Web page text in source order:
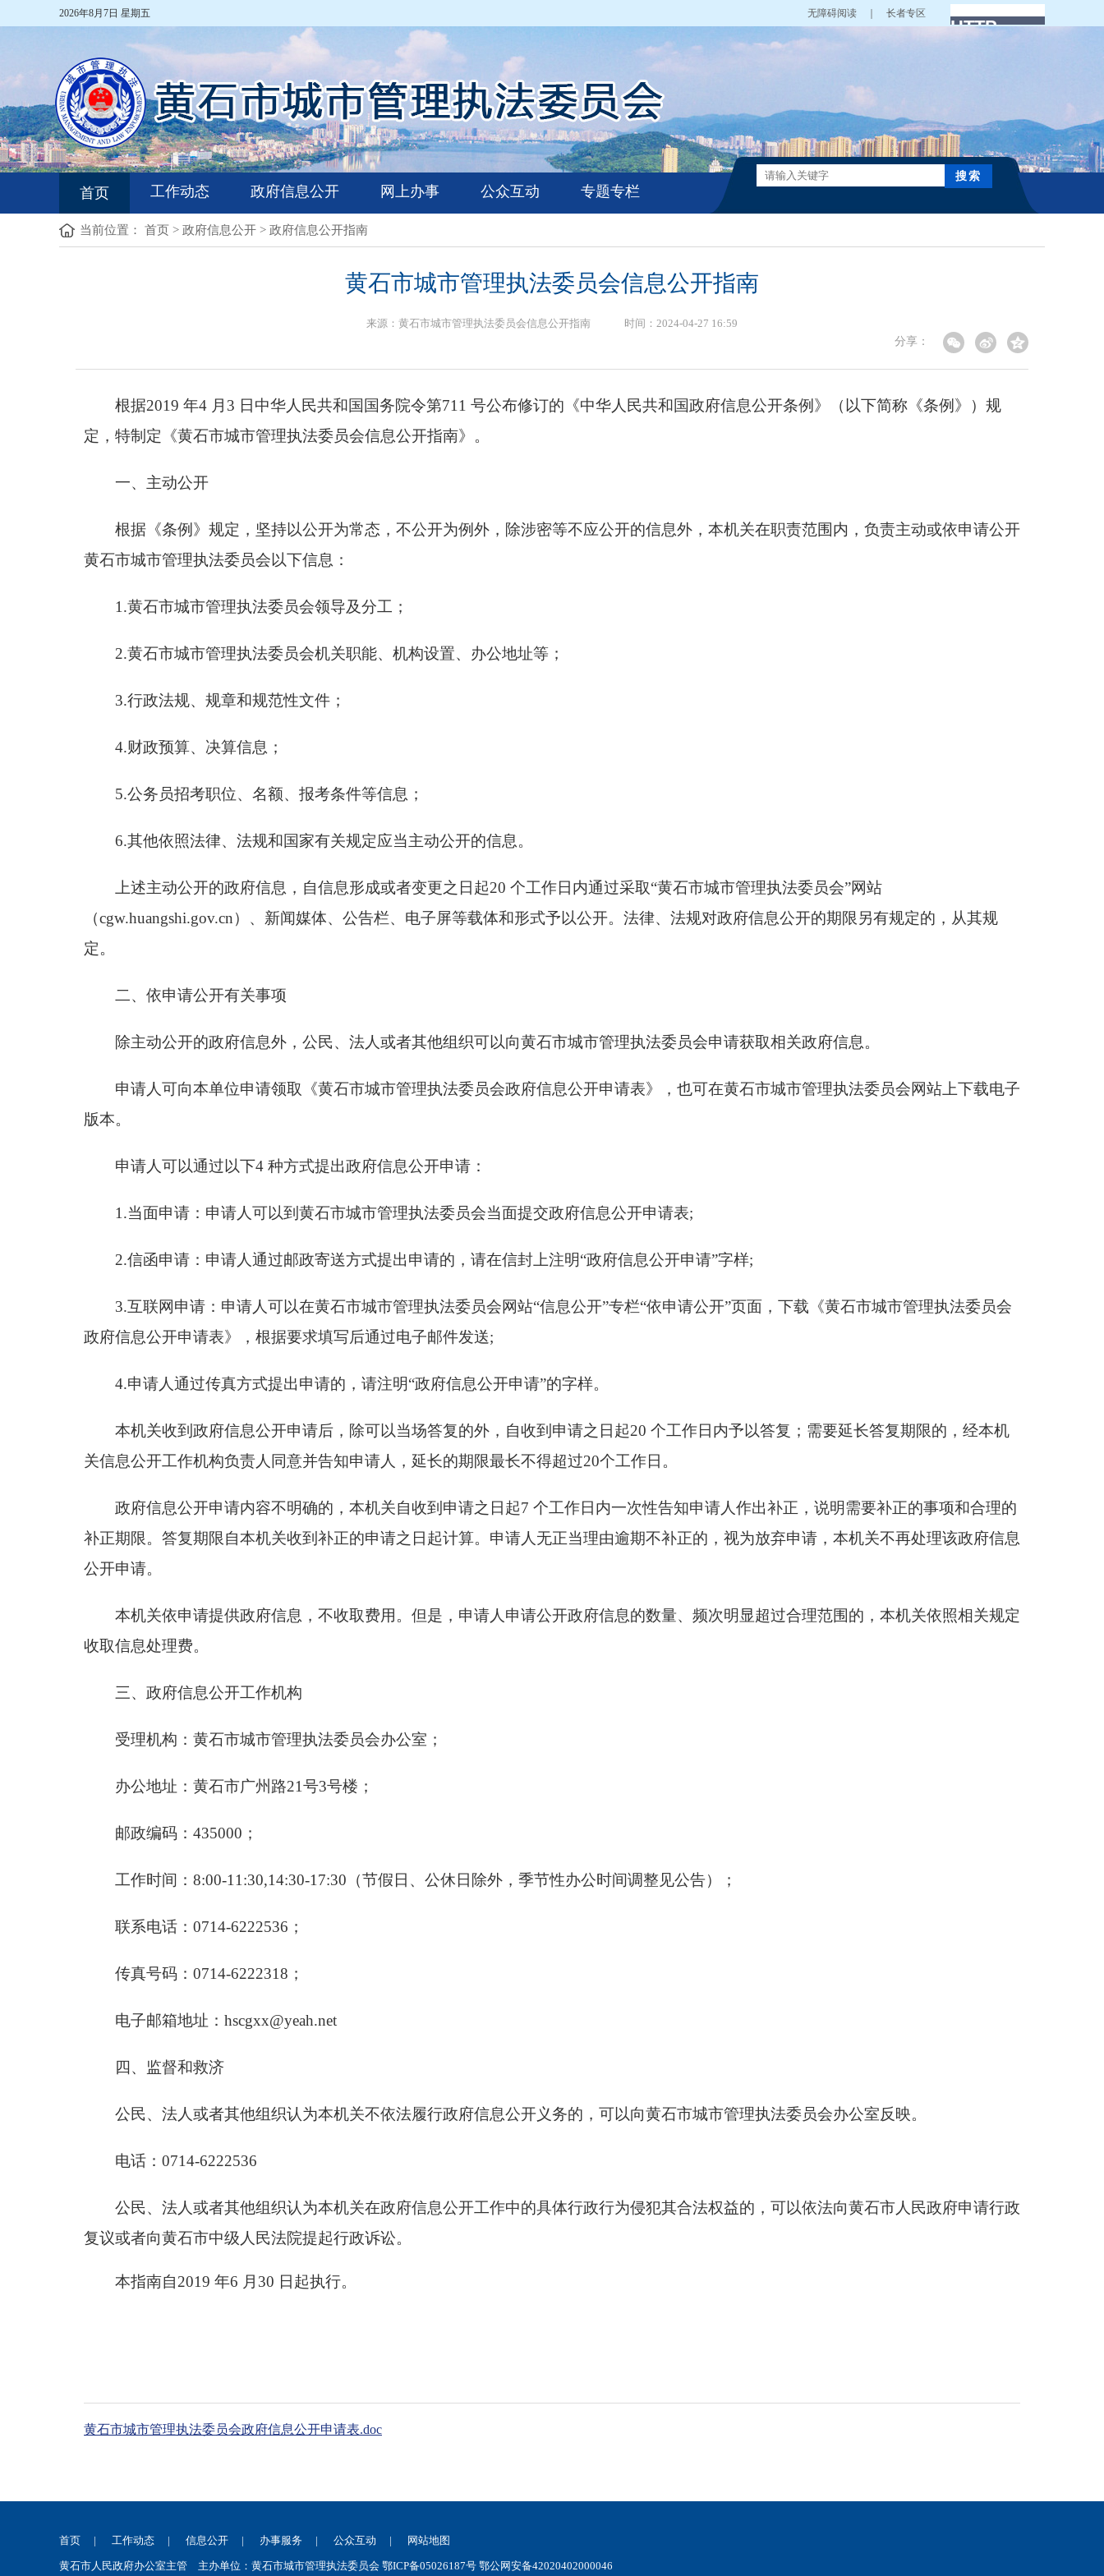
长者专区
无障碍阅读 ｜
2026年8月7日 星期五
首页 工作动态 政府信息公开 网上办事 公众互动 专题专栏
当前位置： 首页 > 政府信息公开 > 政府信息公开指南
黄石市城市管理执法委员会信息公开指南
来源：黄石市城市管理执法委员会信息公开指南 时间：2024-04-27 16:59
分享：
根据2019 年4 月3 日中华人民共和国国务院令第711 号公布修订的《中华人民共和国政府信息公开条例》（以下简称《条例》）规
定，特制定《黄石市城市管理执法委员会信息公开指南》。
一、主动公开
根据《条例》规定，坚持以公开为常态，不公开为例外，除涉密等不应公开的信息外，本机关在职责范围内，负责主动或依申请公开
黄石市城市管理执法委员会以下信息：
1.黄石市城市管理执法委员会领导及分工；
2.黄石市城市管理执法委员会机关职能、机构设置、办公地址等；
3.行政法规、规章和规范性文件；
4.财政预算、决算信息；
5.公务员招考职位、名额、报考条件等信息；
6.其他依照法律、法规和国家有关规定应当主动公开的信息。
上述主动公开的政府信息，自信息形成或者变更之日起20 个工作日内通过采取“黄石市城市管理执法委员会”网站
（cgw.huangshi.gov.cn）、新闻媒体、公告栏、电子屏等载体和形式予以公开。法律、法规对政府信息公开的期限另有规定的，从其规
定。
二、依申请公开有关事项
除主动公开的政府信息外，公民、法人或者其他组织可以向黄石市城市管理执法委员会申请获取相关政府信息。
申请人可向本单位申请领取《黄石市城市管理执法委员会政府信息公开申请表》，也可在黄石市城市管理执法委员会网站上下载电子
版本。
申请人可以通过以下4 种方式提出政府信息公开申请：
1.当面申请：申请人可以到黄石市城市管理执法委员会当面提交政府信息公开申请表;
2.信函申请：申请人通过邮政寄送方式提出申请的，请在信封上注明“政府信息公开申请”字样;
3.互联网申请：申请人可以在黄石市城市管理执法委员会网站“信息公开”专栏“依申请公开”页面，下载《黄石市城市管理执法委员会
政府信息公开申请表》，根据要求填写后通过电子邮件发送;
4.申请人通过传真方式提出申请的，请注明“政府信息公开申请”的字样。
本机关收到政府信息公开申请后，除可以当场答复的外，自收到申请之日起20 个工作日内予以答复；需要延长答复期限的，经本机
关信息公开工作机构负责人同意并告知申请人，延长的期限最长不得超过20个工作日。
政府信息公开申请内容不明确的，本机关自收到申请之日起7 个工作日内一次性告知申请人作出补正，说明需要补正的事项和合理的
补正期限。答复期限自本机关收到补正的申请之日起计算。申请人无正当理由逾期不补正的，视为放弃申请，本机关不再处理该政府信息
公开申请。
本机关依申请提供政府信息，不收取费用。但是，申请人申请公开政府信息的数量、频次明显超过合理范围的，本机关依照相关规定
收取信息处理费。
三、政府信息公开工作机构
受理机构：黄石市城市管理执法委员会办公室；
办公地址：黄石市广州路21号3号楼；
邮政编码：435000；
工作时间：8:00-11:30,14:30-17:30（节假日、公休日除外，季节性办公时间调整见公告）；
联系电话：0714-6222536；
传真号码：0714-6222318；
电子邮箱地址：hscgxx@yeah.net
四、监督和救济
公民、法人或者其他组织认为本机关不依法履行政府信息公开义务的，可以向黄石市城市管理执法委员会办公室反映。
电话：0714-6222536
公民、法人或者其他组织认为本机关在政府信息公开工作中的具体行政行为侵犯其合法权益的，可以依法向黄石市人民政府申请行政
复议或者向黄石市中级人民法院提起行政诉讼。
本指南自2019 年6 月30 日起执行。
黄石市城市管理执法委员会政府信息公开申请表.doc
首页 | 工作动态 | 信息公开 | 办事服务 | 公众互动 | 网站地图
黄石市人民政府办公室主管 主办单位：黄石市城市管理执法委员会 鄂ICP备05026187号 鄂公网安备42020402000046